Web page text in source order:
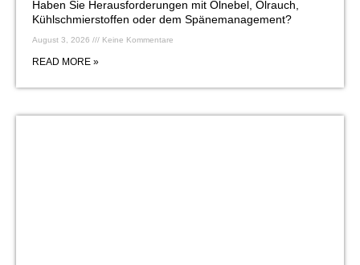
Haben Sie Herausforderungen mit Ölnebel, Ölrauch,
Kühlschmierstoffen oder dem Spänemanagement?
August 3, 2026 Keine Kommentare
READ MORE »